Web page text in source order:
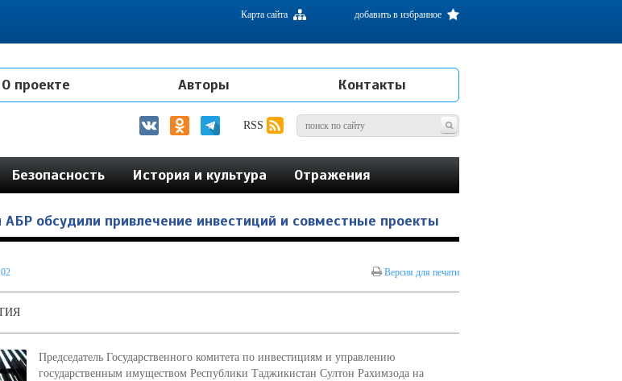
пространстве
добавить в избранное
Карта сайта
О проекте Авторы Контакты
RSS
Безопасность История и культура Отражения
обсудили привлечение инвестиций и совместные проекты
Версия для печати
Председатель Государственного комитета по инвестициям и управлению
государственным имуществом Республики Таджикистан Султон Рахимзода на